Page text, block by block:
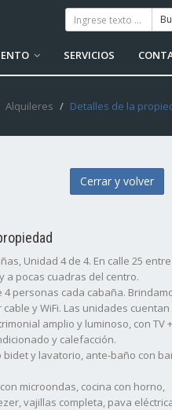
SERVICIOS
Alquileres Detalles de la
Cerrar y volver
Unidad 4 de 4. En calle 25
a pocas cuadras del centro.
4 personas cada cabaña.
cable y WiFi. Las unidades cuentan
amplio y luminoso, con TV +
y calefacción.
bidet y lavatorio, ante-baño con
microondas, cocina con horno,
vajillas completa, pava